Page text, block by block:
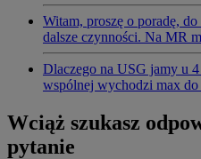
Witam, proszę o poradę,
dalsze czynności. Na MR
Dlaczego na USG jamy u
wspólnej wychodzi max
Wciąż szukasz
pytanie